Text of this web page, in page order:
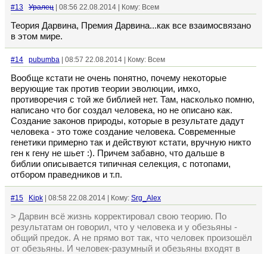
#13 Уралец | 08:56 22.08.2014 | Кому: Всем
Теория Дарвина, Премия Дарвина...как все взаимосвязано
в этом мире.
#14 pubumba | 08:57 22.08.2014 | Кому: Всем
Вообще кстати не очень понятно, почему некоторые
верующие так против теории эволюции, имхо,
противоречия с той же библией нет. Там, насколько помню,
написано что бог создал человека, но не описано как.
Создание законов природы, которые в результате дадут
человека - это тоже создание человека. Современные
генетики примерно так и действуют кстати, вручную никто
ген к гену не шьет :). Причем забавно, что дальше в
библии описывается типичная селекция, с потопами,
отбором праведников и т.п.
#15 Kipk | 08:58 22.08.2014 | Кому: Srg_Alex
> Дарвин всё жизнь корректировал свою теорию. По
результатам он говорил, что у человека и у обезьяны -
общий предок. А не прямо вот так, что человек произошёл
от обезьяны. И человек-разумный и обезьяны входят в